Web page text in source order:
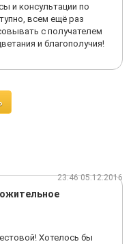
и консультации по
всем ещё раз
с получателем
и благополучия!
23:46 05.12.2016
Хотелось бы